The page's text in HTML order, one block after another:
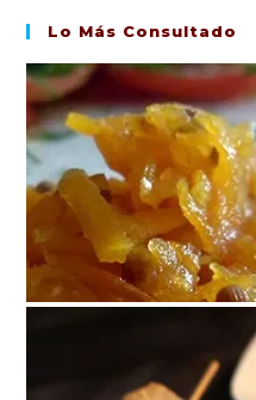
Lo Más Consultado